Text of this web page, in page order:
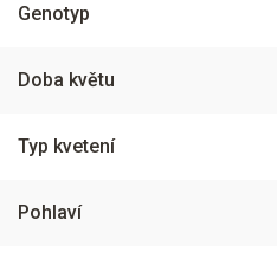
Genotyp
Doba květu
Typ kvetení
Pohlaví